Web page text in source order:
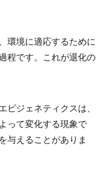
環境に適応するために
程です。これが退化の
ピジェネティクスは、
って変化する現象で
与えることがありま